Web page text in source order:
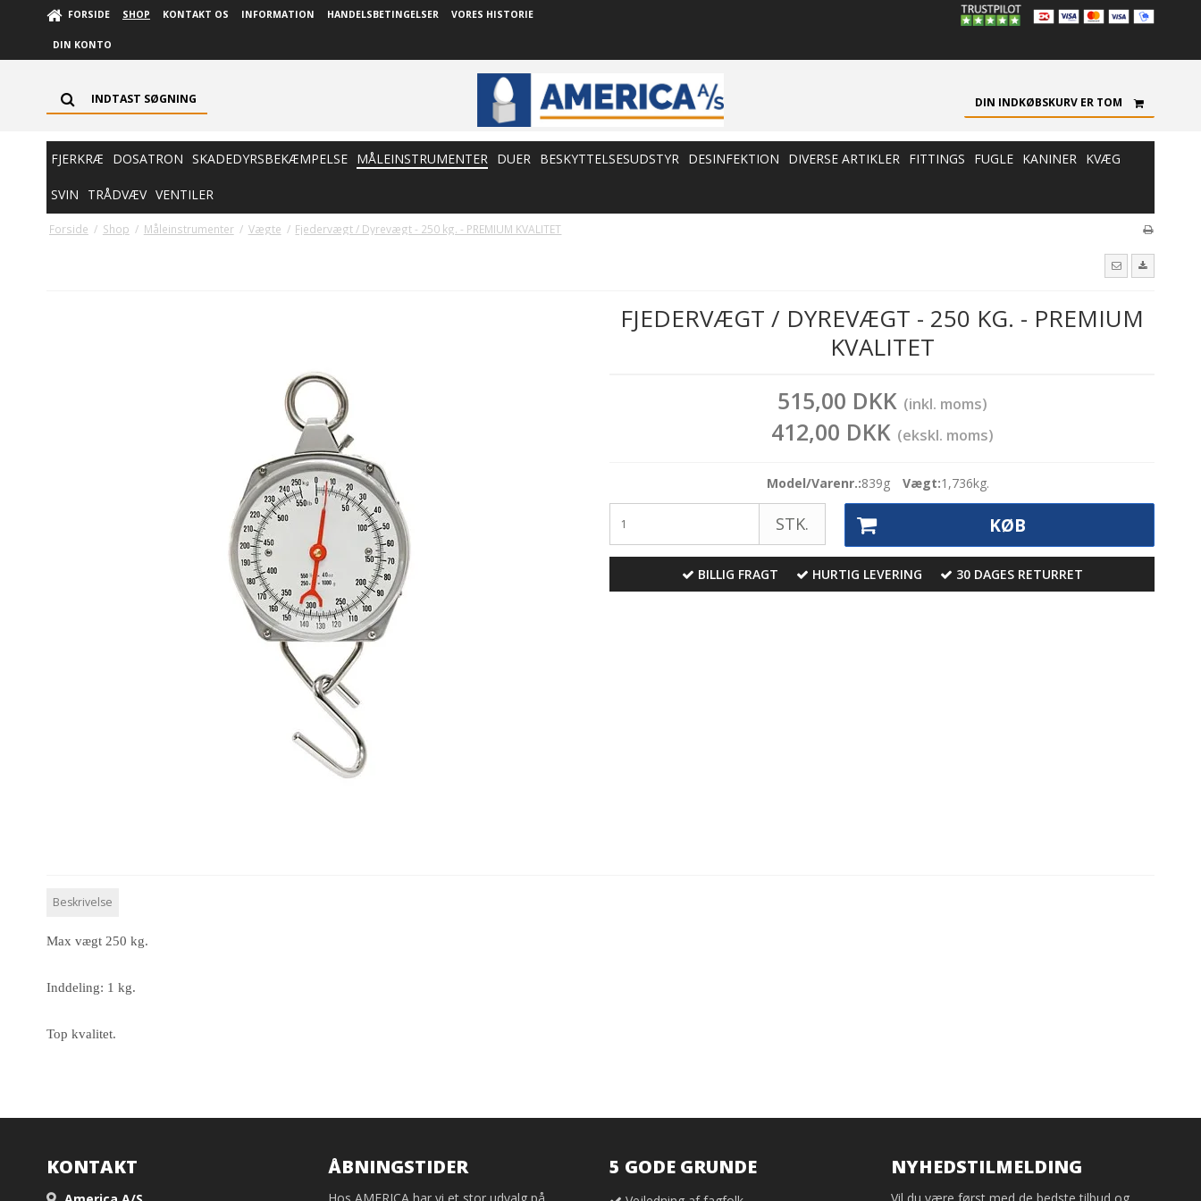
FORSIDE SHOP KONTAKT OS INFORMATION HANDELSBETINGELSER VORES HISTORIE
DIN KONTO
DIN INDKØBSKURV ER TOM
FJERKRÆ DOSATRON SKADEDYRSBEKÆMPELSE MÅLEINSTRUMENTER DUER BESKYTTELSESUDSTYR DESINFEKTION DIVERSE ARTIKLER FITTINGS FUGLE KANINER KVÆG
SVIN TRÅDVÆV VENTILER
Forside / Shop / Måleinstrumenter / Vægte / Fjedervægt / Dyrevægt - 250 kg. - PREMIUM KVALITET
FJEDERVÆGT / DYREVÆGT - 250 KG. - PREMIUM
KVALITET
515,00 DKK (inkl. moms)
412,00 DKK (ekskl. moms)
Model/Varenr.:839g Vægt:1,736kg.
STK. KØB
BILLIG FRAGT HURTIG LEVERING 30 DAGES RETURRET
Beskrivelse
Max vægt 250 kg.
Inddeling: 1 kg.
Top kvalitet.
KONTAKT ÅBNINGSTIDER 5 GODE GRUNDE NYHEDSTILMELDING